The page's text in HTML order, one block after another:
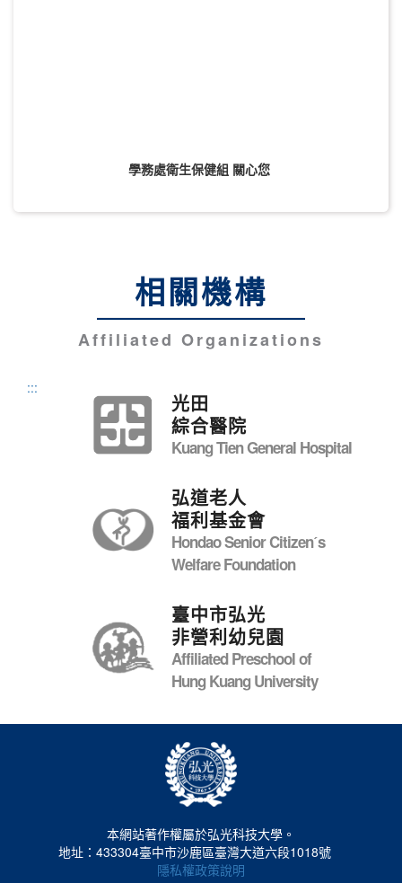
學務處衛生保健組 關心您
相關機構
Affiliated Organizations
:::
光田
綜合醫院
Kuang Tien General Hospital
弘道老人
福利基金會
Hondao Senior Citizenˊs
Welfare Foundation
臺中市弘光
非營利幼兒園
Affiliated Preschool of
Hung Kuang University
本網站著作權屬於弘光科技大學。
地址：433304臺中市沙鹿區臺灣大道六段1018號
隱私權政策說明